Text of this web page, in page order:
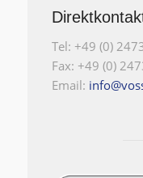
Tel: +49 (0)
Fax: +49 (0)
Email: